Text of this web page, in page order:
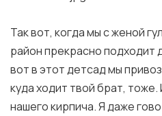
Так вот, когда мы с женой
район прекрасно подходит
вот в этот детсад мы
куда ходит твой брат,
нашего кирпича. Я даже